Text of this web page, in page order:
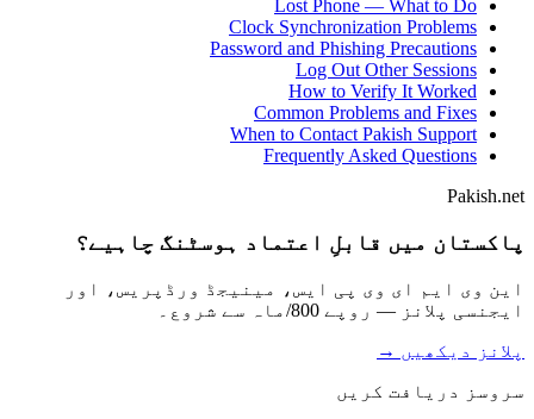
Lost Phone — What to Do
Clock Synchronization Problems
Password and Phishing Precautions
Log Out Other Sessions
How to Verify It Worked
Common Problems and Fixes
When to Contact Pakish Support
Frequently Asked Questions
Pakish.net
پاکستان میں قابلِ اعتماد ہوسٹنگ چاہیے؟
این وی ایم ای وی پی ایس، مینیجڈ ورڈپریس، اور
ایجنسی پلانز — روپے 800/ماہ سے شروع۔
پلانز دیکھیں →
سروسز دریافت کریں